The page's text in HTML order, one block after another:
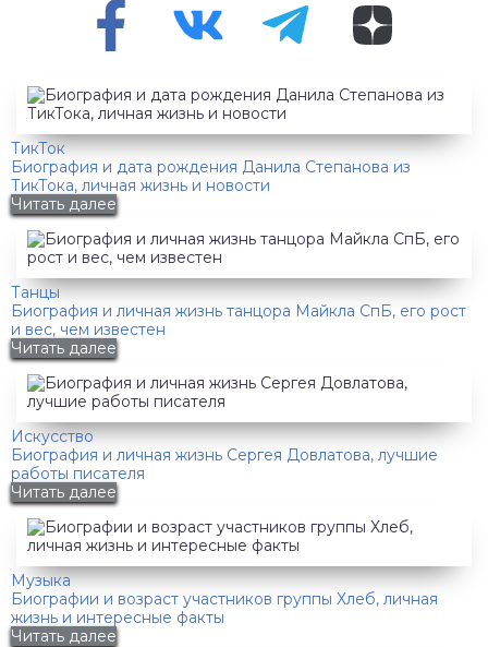
ТикТок
Биография и дата рождения Данила Степанова из
ТикТока, личная жизнь и новости
Читать далее
Танцы
Биография и личная жизнь танцора Майкла СпБ, его рост
и вес, чем известен
Читать далее
Искусство
Биография и личная жизнь Сергея Довлатова, лучшие
работы писателя
Читать далее
Музыка
Биографии и возраст участников группы Хлеб, личная
жизнь и интересные факты
Читать далее